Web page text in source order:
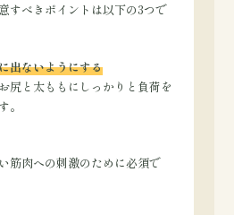
すべきポイントは以下の3つで
出ないようにする
尻と太ももにしっかりと負荷を
。
筋肉への刺激のために必須で